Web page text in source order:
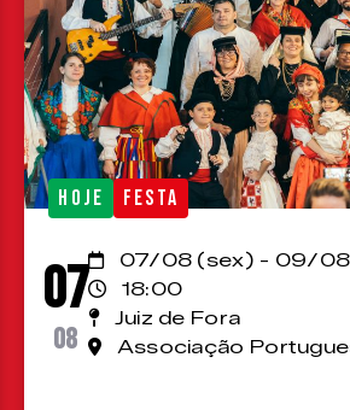
HOJE FESTA
07
08
07/08 (sex) - 09/08
18:00
Juiz de Fora
Associação